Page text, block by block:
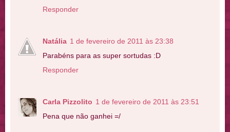
Responder
Natália 1 de fevereiro de 2011 às 23:38
Parabéns para as super sortudas :D
Responder
Carla Pizzolito 1 de fevereiro de 2011 às 23:51
Pena que não ganhei =/